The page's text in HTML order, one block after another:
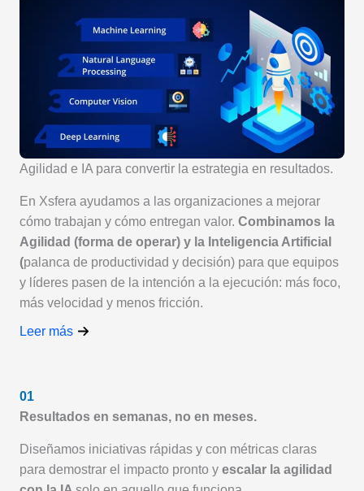
Agilidad e IA para convertir la estrategia en resultados.
En Xsfera ayudamos a las organizaciones a mejorar
cómo trabajan y cómo entregan valor. Combinamos la
Agilidad (forma de operar) y la Inteligencia Artificial
(palanca de productividad y decisión) para que equipos
y líderes pasen de la intención a la ejecución: más foco,
más velocidad y menos fricción.
Leer más
01
Resultados en semanas, no en meses.
Diseñamos iniciativas rápidas y con métricas claras
para demostrar el impacto pronto y escalar la agilidad